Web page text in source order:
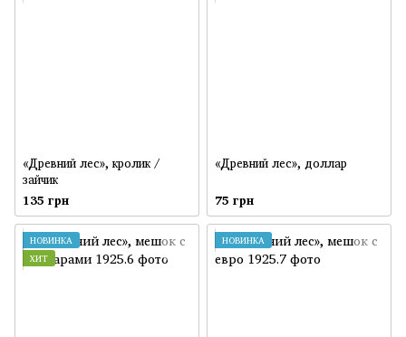
«Древний лес», кролик /
зайчик
135 грн
«Древний лес», доллар
75 грн
НОВИНКА
ХИТ
НОВИНКА